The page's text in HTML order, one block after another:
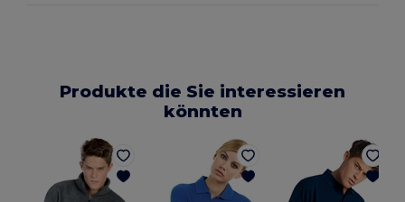
Produkte die Sie interessieren
könnten